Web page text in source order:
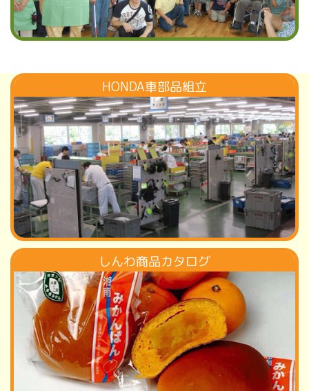
HONDA車部品組立
しんわ商品カタログ